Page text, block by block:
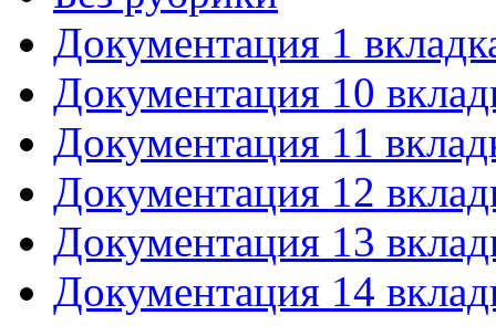
Документация 1
Документация 10
Документация 11
Документация 12
Документация 13
Документация 14